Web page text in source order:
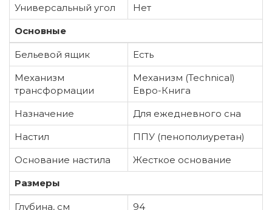
Универсальный угол
Нет
Основные
Бельевой ящик
Есть
Механизм
трансформации
Механизм (Technical)
Евро-Книга
Назначение
Для ежедневного сна
Настил
ППУ (пенополиуретан)
Основание настила
Жесткое основание
Размеры
Глубина, см
94